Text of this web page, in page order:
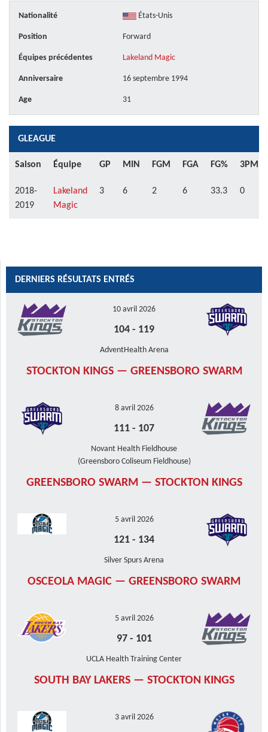
Nationalité États-Unis
Position Forward
Équipes précédentes Lakeland Magic
Anniversaire 16 septembre 1994
Age 31
GLEAGUE
Saison Équipe GP MIN FGM FGA FG% 3PM
2018-
2019
Lakeland
Magic
3 6 2 6 33.3 0
DERNIERS RÉSULTATS ENTRÉS
10 avril 2026
104 - 119
AdventHealth Arena
STOCKTON KINGS — GREENSBORO SWARM
8 avril 2026
111 - 107
Novant Health Fieldhouse
(Greensboro Coliseum Fieldhouse)
GREENSBORO SWARM — STOCKTON KINGS
5 avril 2026
121 - 134
Silver Spurs Arena
OSCEOLA MAGIC — GREENSBORO SWARM
5 avril 2026
97- 101
UCLA Health Training Center
SOUTH BAY LAKERS — STOCKTON KINGS
3 avril 2026